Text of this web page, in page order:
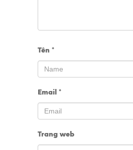
Tên *
Email *
Trang web